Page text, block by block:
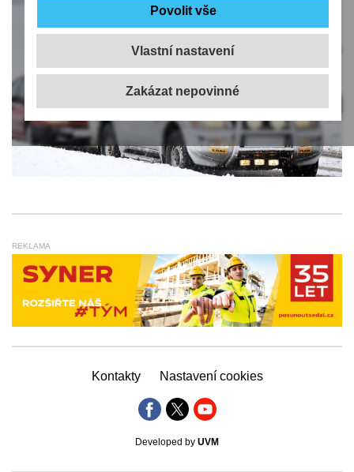
Vlastní nastavení
REKLAMA
Kontakty Nastavení cookies
Developed by UVM